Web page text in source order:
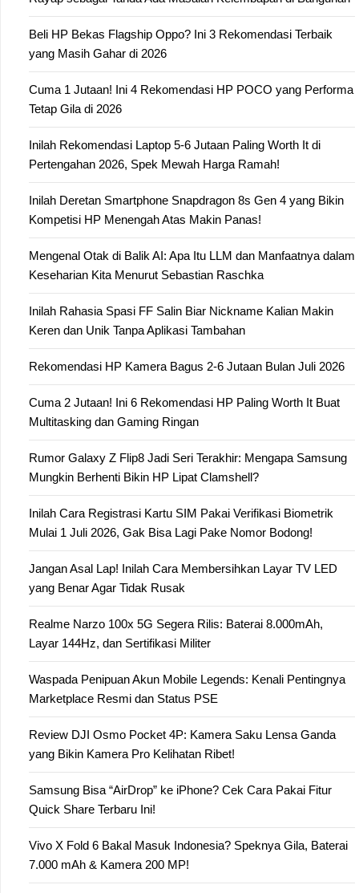
Beli HP Bekas Flagship Oppo? Ini 3 Rekomendasi Terbaik
yang Masih Gahar di 2026
Cuma 1 Jutaan! Ini 4 Rekomendasi HP POCO yang Performa
Tetap Gila di 2026
Inilah Rekomendasi Laptop 5-6 Jutaan Paling Worth It di
Pertengahan 2026, Spek Mewah Harga Ramah!
Inilah Deretan Smartphone Snapdragon 8s Gen 4 yang Bikin
Kompetisi HP Menengah Atas Makin Panas!
Mengenal Otak di Balik AI: Apa Itu LLM dan Manfaatnya dalam
Keseharian Kita Menurut Sebastian Raschka
Inilah Rahasia Spasi FF Salin Biar Nickname Kalian Makin
Keren dan Unik Tanpa Aplikasi Tambahan
Rekomendasi HP Kamera Bagus 2-6 Jutaan Bulan Juli 2026
Cuma 2 Jutaan! Ini 6 Rekomendasi HP Paling Worth It Buat
Multitasking dan Gaming Ringan
Rumor Galaxy Z Flip8 Jadi Seri Terakhir: Mengapa Samsung
Mungkin Berhenti Bikin HP Lipat Clamshell?
Inilah Cara Registrasi Kartu SIM Pakai Verifikasi Biometrik
Mulai 1 Juli 2026, Gak Bisa Lagi Pake Nomor Bodong!
Jangan Asal Lap! Inilah Cara Membersihkan Layar TV LED
yang Benar Agar Tidak Rusak
Realme Narzo 100x 5G Segera Rilis: Baterai 8.000mAh,
Layar 144Hz, dan Sertifikasi Militer
Waspada Penipuan Akun Mobile Legends: Kenali Pentingnya
Marketplace Resmi dan Status PSE
Review DJI Osmo Pocket 4P: Kamera Saku Lensa Ganda
yang Bikin Kamera Pro Kelihatan Ribet!
Samsung Bisa “AirDrop” ke iPhone? Cek Cara Pakai Fitur
Quick Share Terbaru Ini!
Vivo X Fold 6 Bakal Masuk Indonesia? Speknya Gila, Baterai
7.000 mAh & Kamera 200 MP!